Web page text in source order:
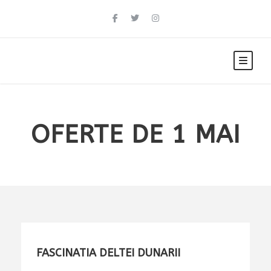
OFERTE DE 1 MAI
FASCINATIA DELTEI DUNARII